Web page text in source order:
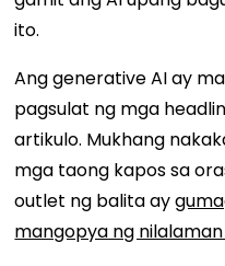
ito.
Ang generative AI ay
pagsulat ng mga
artikulo. Mukhang
mga taong kapos sa
outlet ng balita ay
mangopya ng